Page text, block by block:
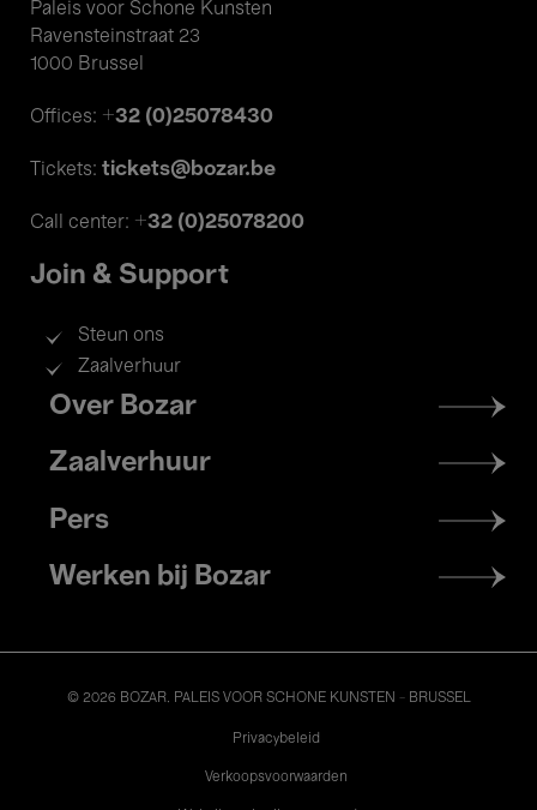
Paleis voor Schone Kunsten
Ravensteinstraat 23
1000 Brussel
Offices: +32 (0)25078430
Tickets: tickets@bozar.be
Call center: +32 (0)25078200
Join & Support
Steun ons
Zaalverhuur
Footer
menu
Over Bozar
Zaalverhuur
Pers
Werken bij Bozar
© 2026 BOZAR. PALEIS VOOR SCHONE KUNSTEN - BRUSSEL
Privacybeleid
Verkoopsvoorwaarden